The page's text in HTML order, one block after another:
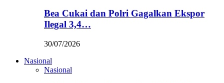
Bea Cukai dan Polri Gagalkan Ekspor
Ilegal 3,4…
30/07/2026
Nasional
Nasional